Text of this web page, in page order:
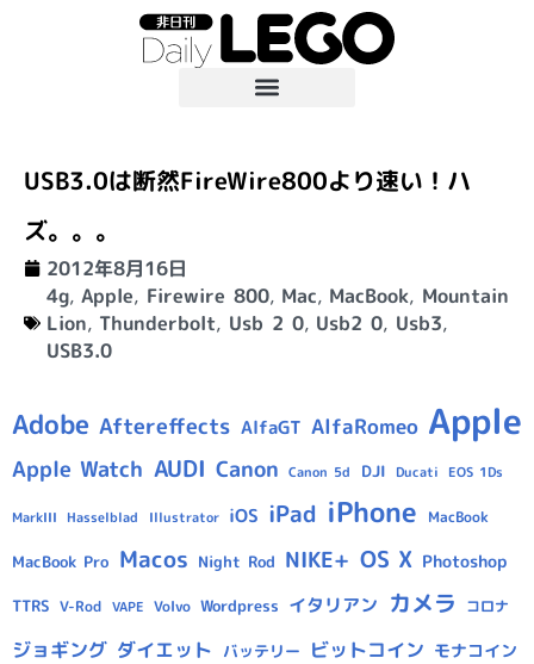
USB3.0は断然FireWire800より速い！ハ
ズ。。。
2012年8月16日
4g,Apple, Firewire 800, Mac, MacBook, Mountain
Lion, Thunderbolt, Usb 2 0, Usb2 0, Usb3,
USB3.0
Adobe Aftereffects AlfaGT AlfaRomeo Apple
Apple Watch AUDI Canon Canon 5d DJI Ducati EOS 1Ds
MarkIII Hasselblad Illustrator iOS iPad iPhone MacBook
MacBook Pro Macos Night Rod NIKE+ OS X Photoshop
TTRS V-Rod VAPE Volvo Wordpress イタリアン カメラ コロナ
ジョギング ダイエット バッテリー ビットコイン モナコイン